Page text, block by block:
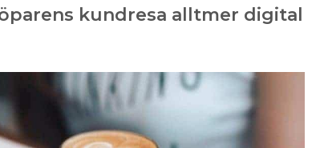
kundresa alltmer digital